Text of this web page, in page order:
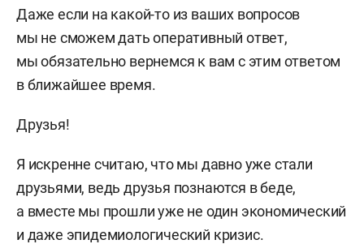
Даже если на какой-то из ваших вопросов
мы не сможем дать оперативный ответ,
мы обязательно вернемся к вам с этим ответом
в ближайшее время.
Друзья!
Я искренне считаю, что мы давно уже стали
друзьями, ведь друзья познаются в беде,
а вместе мы прошли уже не один экономический
и даже эпидемиологический кризис.